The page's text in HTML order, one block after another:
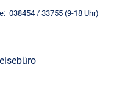
038454 / 33755 (9-18 Uhr)